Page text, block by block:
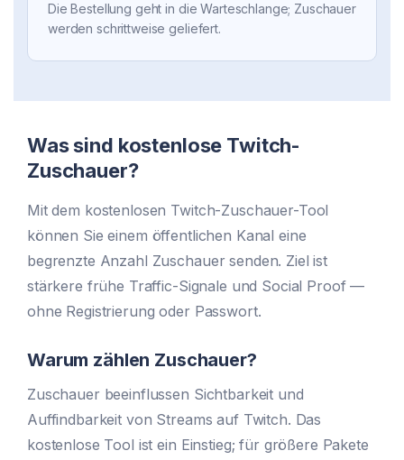
Die Bestellung geht in die Warteschlange; Zuschauer
werden schrittweise geliefert.
Was sind kostenlose Twitch-
Zuschauer?
Mit dem kostenlosen Twitch-Zuschauer-Tool
können Sie einem öffentlichen Kanal eine
begrenzte Anzahl Zuschauer senden. Ziel ist
stärkere frühe Traffic-Signale und Social Proof —
ohne Registrierung oder Passwort.
Warum zählen Zuschauer?
Zuschauer beeinflussen Sichtbarkeit und
Auffindbarkeit von Streams auf Twitch. Das
kostenlose Tool ist ein Einstieg; für größere Pakete